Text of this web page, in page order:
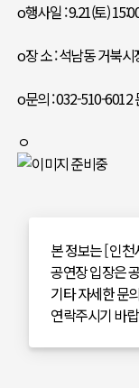
o행사일 : 9.21(토)
o장 소 : 석남동 거북
o문의 : 032-510-6012
ㅇ
본 정보는 [ 인
공연장 입장은
기타 자세한 문
연락주시기 바